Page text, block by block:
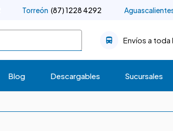
Torreón (87) 1228 4292
Envíos a toda
Blog Descargables Sucursales